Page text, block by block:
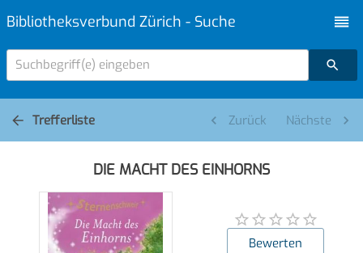
Bibliotheksverbund Zürich - Suche
Suchbegriff(e) eingeben
Trefferliste Zurück Nächste
DIE MACHT DES EINHORNS
Bewerten